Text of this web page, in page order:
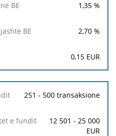
1,35 %
2,70 %
0,15 EUR
251 - 500 transaksione
12 501 - 25 000
EUR